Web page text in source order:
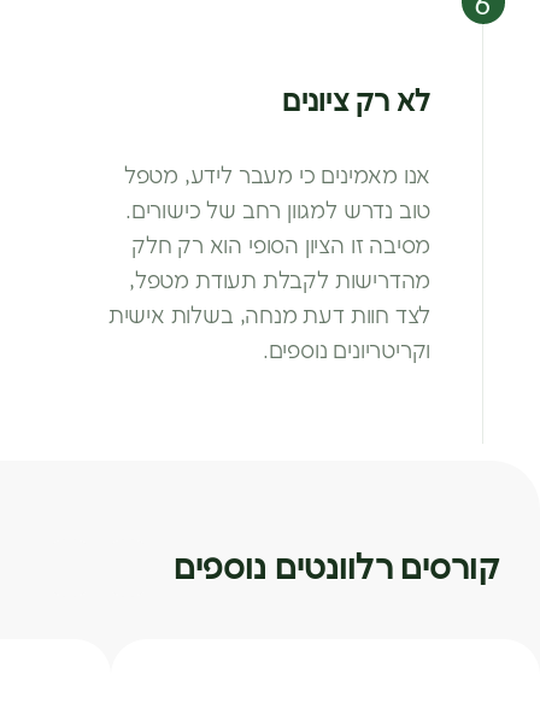
לא רק ציונים
אנו מאמינים כי מעבר לידע, מטפל
טוב נדרש למגוון רחב של כישורים.
מסיבה זו הציון הסופי הוא רק חלק
מהדרישות לקבלת תעודת מטפל,
לצד חוות דעתמנחה, בשלות אישית
וקריטריונים נוספים.
קורסים רלוונטים נוספים